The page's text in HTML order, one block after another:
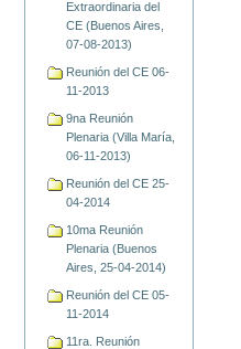
Extraordinaria del
CE (Buenos Aires,
07-08-2013)
Reunión del CE 06-
11-2013
9na Reunión
Plenaria (Villa María,
06-11-2013)
Reunión del CE 25-
04-2014
10ma Reunión
Plenaria (Buenos
Aires, 25-04-2014)
Reunión del CE 05-
11-2014
11ra. Reunión